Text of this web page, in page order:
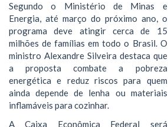
Segundo o Ministério de Minas e
Energia, até março do próximo ano, o
programa deve atingir cerca de 15
milhões de famílias em todo o Brasil. O
ministro Alexandre Silveira destaca que
a proposta combate a pobreza
energética e reduz riscos para quem
ainda depende de lenha ou materiais
inflamáveis para cozinhar.
A Caixa Econômica Federal será